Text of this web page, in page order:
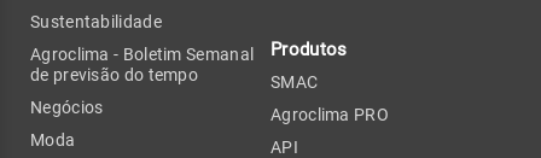
Sustentabilidade
Agroclima - Boletim Semanal
de previsão do tempo
Negócios
Moda
Produtos
SMAC
Agroclima PRO
API